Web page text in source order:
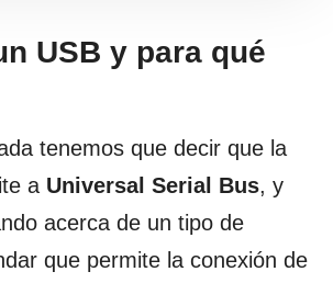
USB y para qué
tenemos que decir que la
a Universal Serial Bus, y
acerca de un tipo de
que permite la conexión de